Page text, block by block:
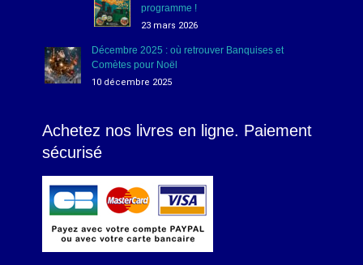
programme !
23 mars 2026
Décembre 2025 : où retrouver Banquises et
Comètes pour Noël
10 décembre 2025
Achetez nos livres en ligne. Paiement
sécurisé